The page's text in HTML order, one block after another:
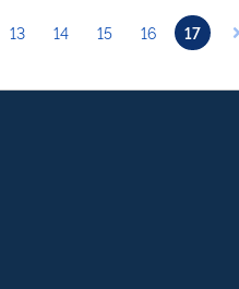
13 14 15 16 17